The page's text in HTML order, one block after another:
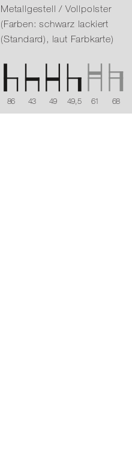
Metallgestell / Vollpolster
(Farben: schwarz lackiert
(Standard), laut Farbkarte)
86 43 49 49,5 61 68